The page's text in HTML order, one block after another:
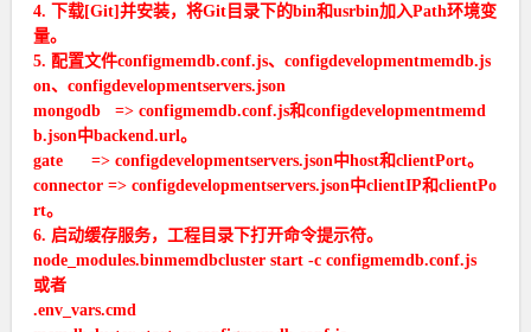
4. 下载[Git]并安装，将Git目录下的bin和usrbin加入Path环境变
量。
5. 配置文件configmemdb.conf.js、configdevelopmentmemdb.js
on、configdevelopmentservers.json
mongodb => configmemdb.conf.js和configdevelopmentmemd
b.json中backend.url。
gate => configdevelopmentservers.json中host和clientPort。
connector => configdevelopmentservers.json中clientIP和clientPo
rt。
6. 启动缓存服务，工程目录下打开命令提示符。
node_modules.binmemdbcluster start -c configmemdb.conf.js
或者
.env_vars.cmd